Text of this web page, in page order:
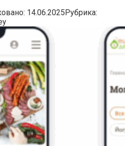
14.06.2025Рубрика: